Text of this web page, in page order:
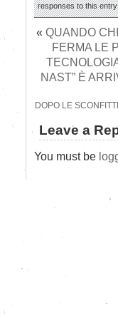
responses to this
« QUANDO
FERMA LE
NAST” È
DOPO LE
Leave a
You must be